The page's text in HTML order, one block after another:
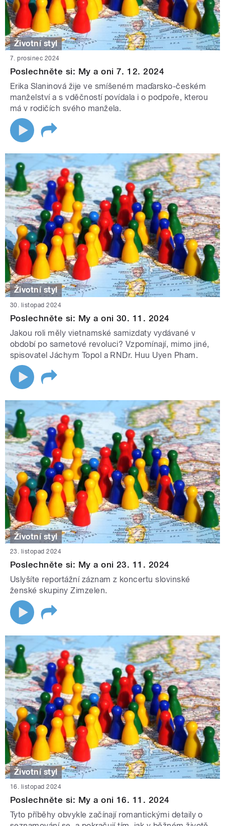
Životní styl
7. prosinec 2024
Poslechněte si: My a oni 7. 12. 2024
Erika Slaninová žije ve smíšeném maďarsko-českém
manželství a s vděčností povídala i o podpoře, kterou
má v rodičích svého manžela.
Životní styl
30. listopad 2024
Poslechněte si: My a oni 30. 11. 2024
Jakou roli měly vietnamské samizdaty vydávané v
období po sametové revoluci? Vzpomínají, mimo jiné,
spisovatel Jáchym Topol a RNDr. Huu Uyen Pham.
Životní styl
23. listopad 2024
Poslechněte si: My a oni 23. 11. 2024
Uslyšíte reportážní záznam z koncertu slovinské
ženské skupiny Zimzelen.
Životní styl
16. listopad 2024
Poslechněte si: My a oni 16. 11. 2024
Tyto příběhy obvykle začínají romantickými detaily o